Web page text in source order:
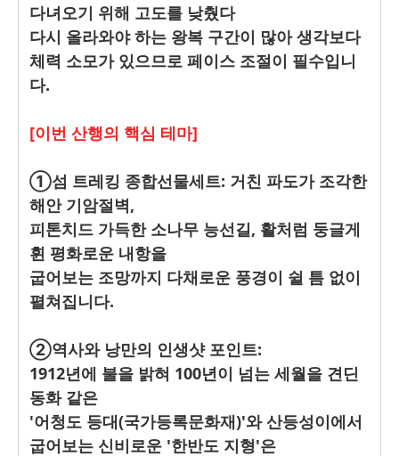
다녀오기 위해 고도를 낮췄다
다시 올라와야 하는 왕복 구간이 많아 생각보다
체력 소모가 있으므로 페이스 조절이 필수입니
다.
[이번 산행의 핵심 테마]
①섬 트레킹 종합선물세트: 거친 파도가 조각한
해안 기암절벽,
피톤치드 가득한 소나무 능선길, 활처럼 둥글게
휜 평화로운 내항을
굽어보는 조망까지 다채로운 풍경이 쉴 틈 없이
펼쳐집니다.
②역사와 낭만의 인생샷 포인트:
1912년에 불을 밝혀 100년이 넘는 세월을 견딘
동화 같은
'어청도 등대(국가등록문화재)'와 산등성이에서
굽어보는 신비로운 '한반도 지형'은